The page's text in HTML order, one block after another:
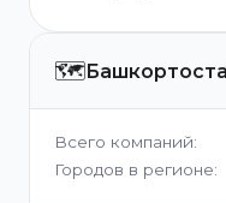
🗺️
Всего компаний:
Городов в регионе: